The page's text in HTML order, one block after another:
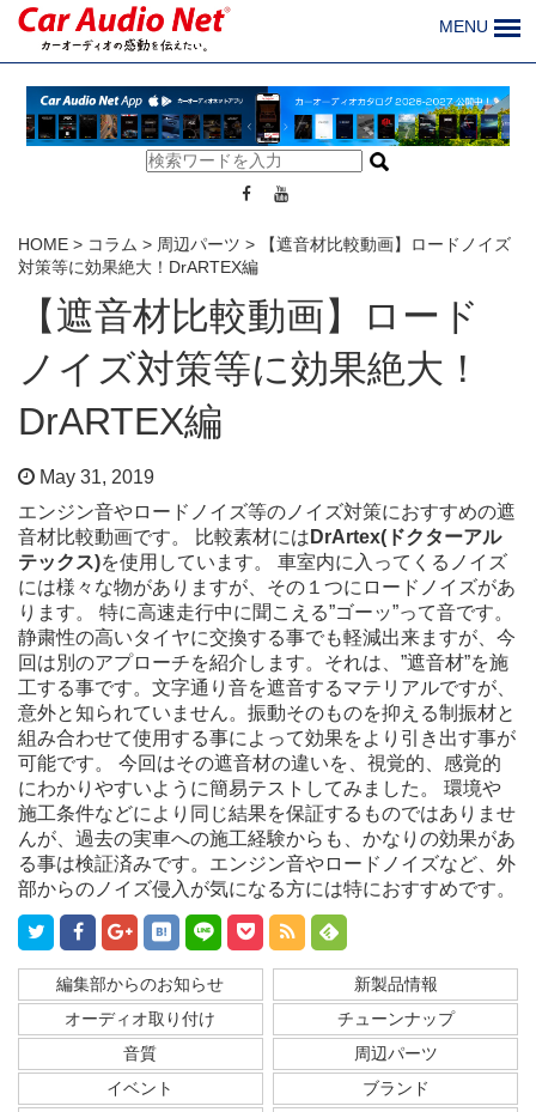
MENU
HOME > コラム > 周辺パーツ >
【遮音材比較動画】ロードノイズ
対策等に効果絶大！DrARTEX編
【遮音材比較動画】ロード
ノイズ対策等に効果絶大！
DrARTEX編
May 31, 2019
エンジン音やロードノイズ等のノイズ対策におすすめの遮
音材比較動画です。 比較素材には DrArtex(ドクターアル
テックス)を使用しています。 車室内に入ってくるノイズ
には様々な物がありますが、その１つにロードノイズがあ
ります。 特に高速走行中に聞こえる”ゴーッ”って音です。
静粛性の高いタイヤに交換する事でも軽減出来ますが、今
回は別のアプローチを紹介します。それは、”遮音材”を施
工する事です。文字通り音を遮音するマテリアルですが、
意外と知られていません。振動そのものを抑える制振材と
組み合わせて使用する事によって効果をより引き出す事が
可能です。 今回はその遮音材の違いを、視覚的、感覚的
にわかりやすいように簡易テストしてみました。 環境や
施工条件などにより同じ結果を保証するものではありませ
んが、過去の実車への施工経験からも、かなりの効果があ
る事は検証済みです。エンジン音やロードノイズなど、外
部からのノイズ侵入が気になる方には特におすすめです。
編集部からのお知らせ
新製品情報
オーディオ取り付け
チューンナップ
音質
周辺パーツ
イベント
ブランド